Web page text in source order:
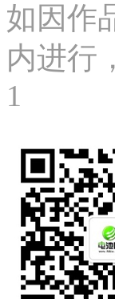
如因作
内进行
1